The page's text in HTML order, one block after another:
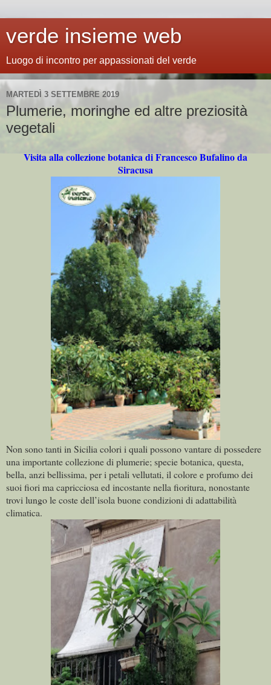
verde insieme web
Luogo di incontro per appassionati del verde
MARTEDÌ 3 SETTEMBRE 2019
Plumerie, moringhe ed altre preziosità
vegetali
Visita alla collezione botanica di Francesco Bufalino da
Siracusa
Non sono tanti in Sicilia colori i quali possono vantare di possedere
una importante collezione di plumerie; specie botanica, questa,
bella, anzi bellissima, per i petali vellutati, il colore e profumo dei
suoi fiori ma capricciosa ed incostante nella fioritura, nonostante
trovi lungo le coste dell’isola buone condizioni di adattabilità
climatica.